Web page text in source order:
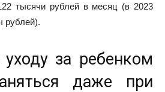
тысячи рублей в месяц (в 2023
рублей).
за ребенком
даже при